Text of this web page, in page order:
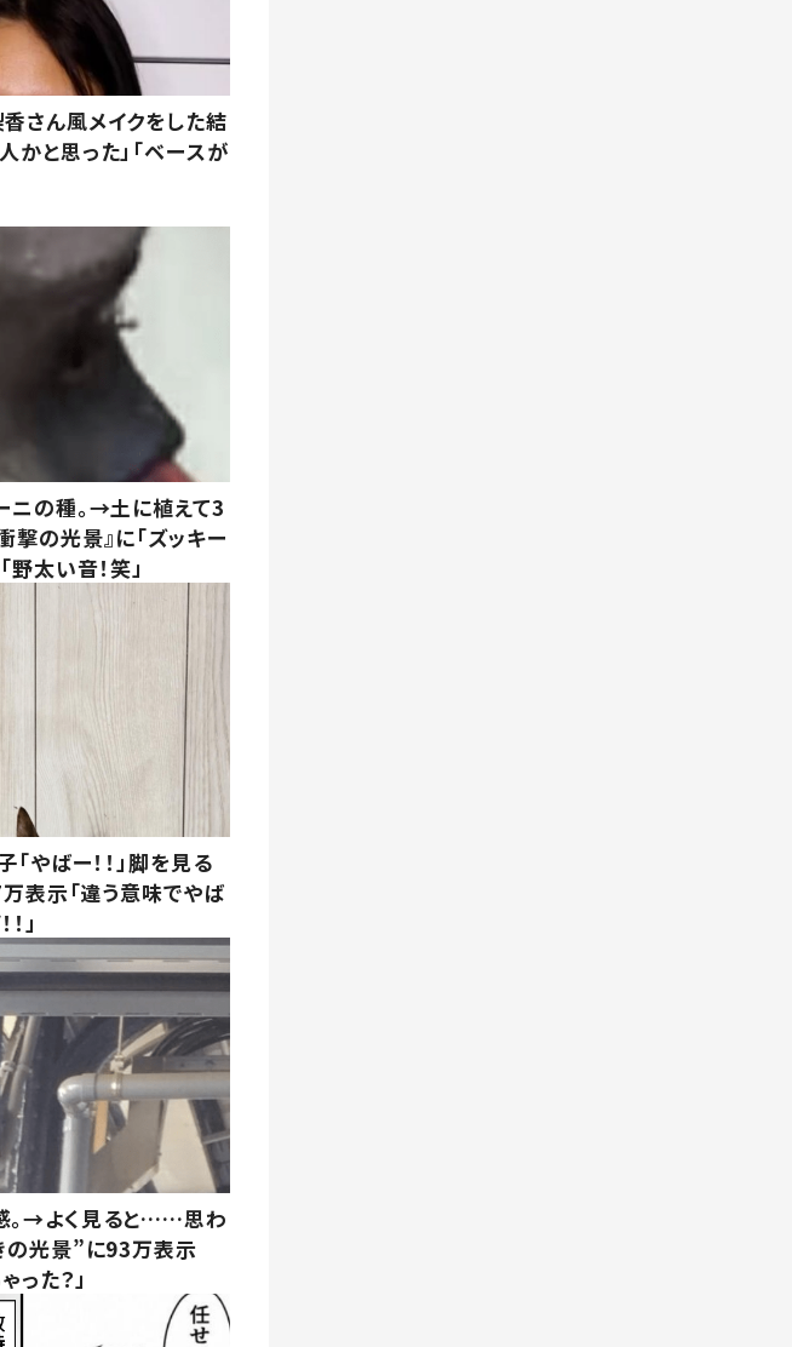
さん風メイクをした結
と思った」「ベースが
ニの種。→土に植えて3
の光景』に「ズッキー
野太い音！笑」
やばー！！」脚を見る
表示「違う意味でやば
」
。→よく見ると……思わ
の光景”に93万表示
った？」